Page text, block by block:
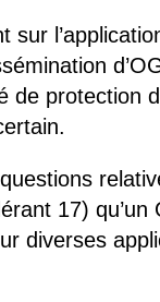
sur
protection
17)
diverses